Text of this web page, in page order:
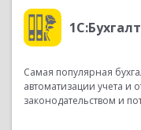
Самая популярная
автоматизации учета и
законодательством и